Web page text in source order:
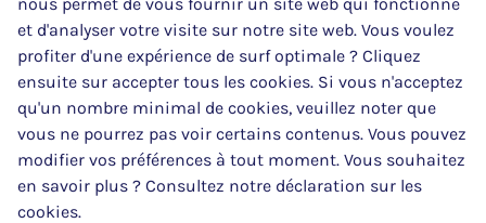
croisement
D18
Fin de l’usage
feux de
croisement,
sans préjudice
et d'analyser votre visite sur notre site web. Vous voulez
profiter d'une expérience de surf optimale ? Cliquez
ensuite sur accepter tous les cookies. Si vous n'acceptez
qu'un nombre minimal de cookies, veuillez noter que
vous ne pourrez pas voir certains contenus. Vous pouvez
modifier vos préférences à tout moment. Vous souhaitez
en savoir plus ? Consultez notre déclaration sur les
cookies.